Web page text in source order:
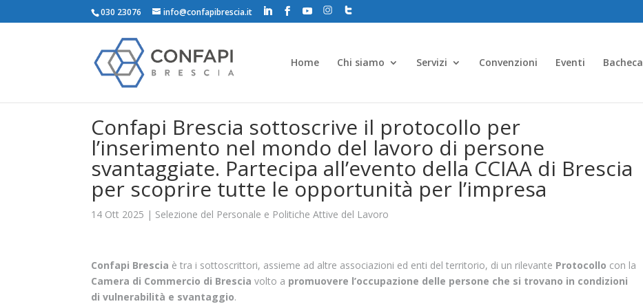
030 23076 info@confapibrescia.it
Home Chi siamo Servizi Convenzioni Eventi Bacheca
Confapi Brescia sottoscrive il protocollo per
l’inserimento nel mondo del lavoro di persone
svantaggiate. Partecipa all’evento della CCIAA di Brescia
per scoprire tutte le opportunità per l’impresa
14 Ott 2025 | Selezione del Personale e Politiche Attive del Lavoro
Confapi Brescia è tra i sottoscrittori, assieme ad altre associazioni ed enti del territorio, di un rilevante Protocollo con la
Camera di Commercio di Brescia volto a promuovere l’occupazione delle persone che si trovano in condizioni
di vulnerabilità e svantaggio.